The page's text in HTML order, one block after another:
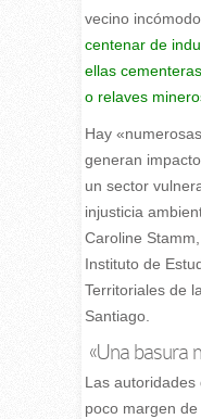
vecino
centenar de
ellas
o relaves
Hay
generan
un sector
injusticia
Caroline
Instituto de
Territoriales de
Santiago.
«Una basura
Las autoridades
poco margen de